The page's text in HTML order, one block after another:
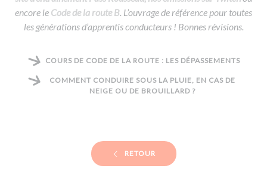
encore le Code de la route B. L’ouvrage de référence pour toutes
les générations d’apprentis conducteurs ! Bonnes révisions.
COURS DE CODE DE LA ROUTE : LES DÉPASSEMENTS
COMMENT CONDUIRE SOUS LA PLUIE, EN CAS DE
NEIGE OU DE BROUILLARD ?
RETOUR